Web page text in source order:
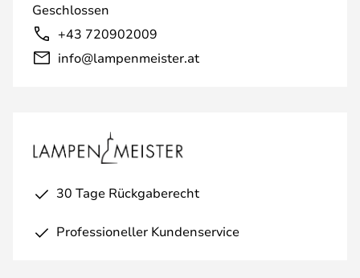
Geschlossen
+43 720902009
info@lampenmeister.at
30 Tage Rückgaberecht
Professioneller Kundenservice